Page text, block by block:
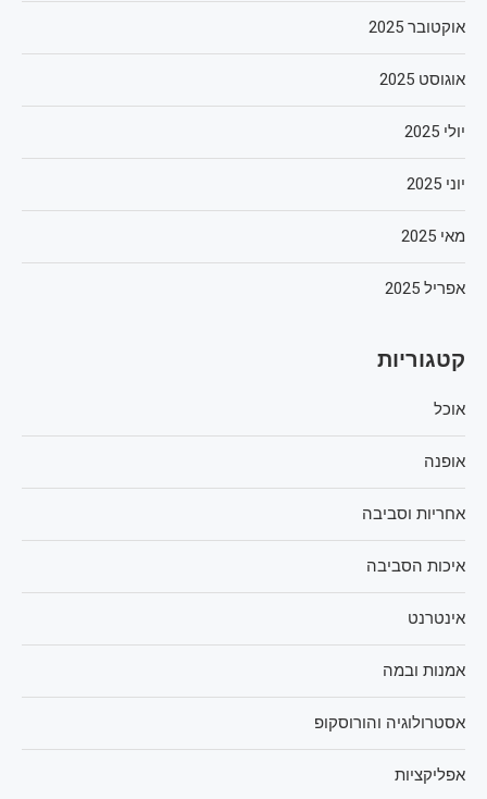
אוקטובר 2025
אוגוסט 2025
יולי 2025
יוני 2025
מאי 2025
אפריל 2025
קטגוריות
אוכל
אופנה
אחריות וסביבה
איכות הסביבה
אינטרנט
אמנות ובמה
אסטרולוגיה והורוסקופ
אפליקציות